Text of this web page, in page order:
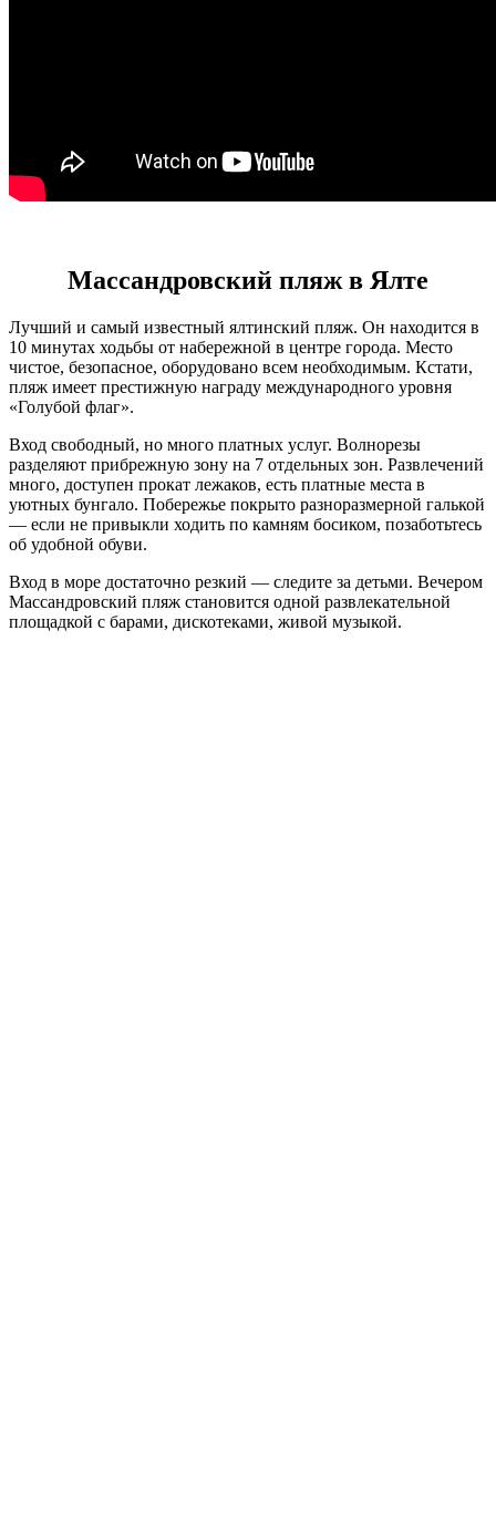
Массандровский пляж в Ялте
Лучший и самый известный ялтинский пляж. Он находится в
10 минутах ходьбы от набережной в центре города. Место
чистое, безопасное, оборудовано всем необходимым. Кстати,
пляж имеет престижную награду международного уровня
«Голубой флаг».
Вход свободный, но много платных услуг. Волнорезы
разделяют прибрежную зону на 7 отдельных зон. Развлечений
много, доступен прокат лежаков, есть платные места в
уютных бунгало. Побережье покрыто разноразмерной галькой
— если не привыкли ходить по камням босиком, позаботьтесь
об удобной обуви.
Вход в море достаточно резкий — следите за детьми. Вечером
Массандровский пляж становится одной развлекательной
площадкой с барами, дискотеками, живой музыкой.